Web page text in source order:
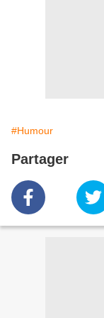
#Humour
Partager